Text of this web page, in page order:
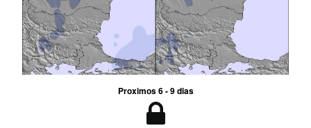
Proximos 6 - 9 dias